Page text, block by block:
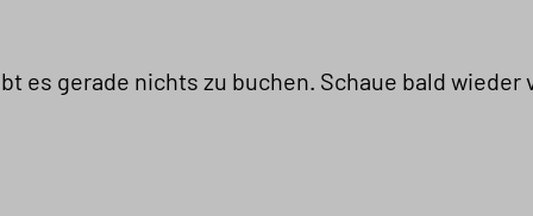
es gerade nichts zu buchen. Schaue bald wieder